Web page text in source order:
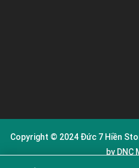
Copyright © 2024 Đức 7 Hiền
by DNC